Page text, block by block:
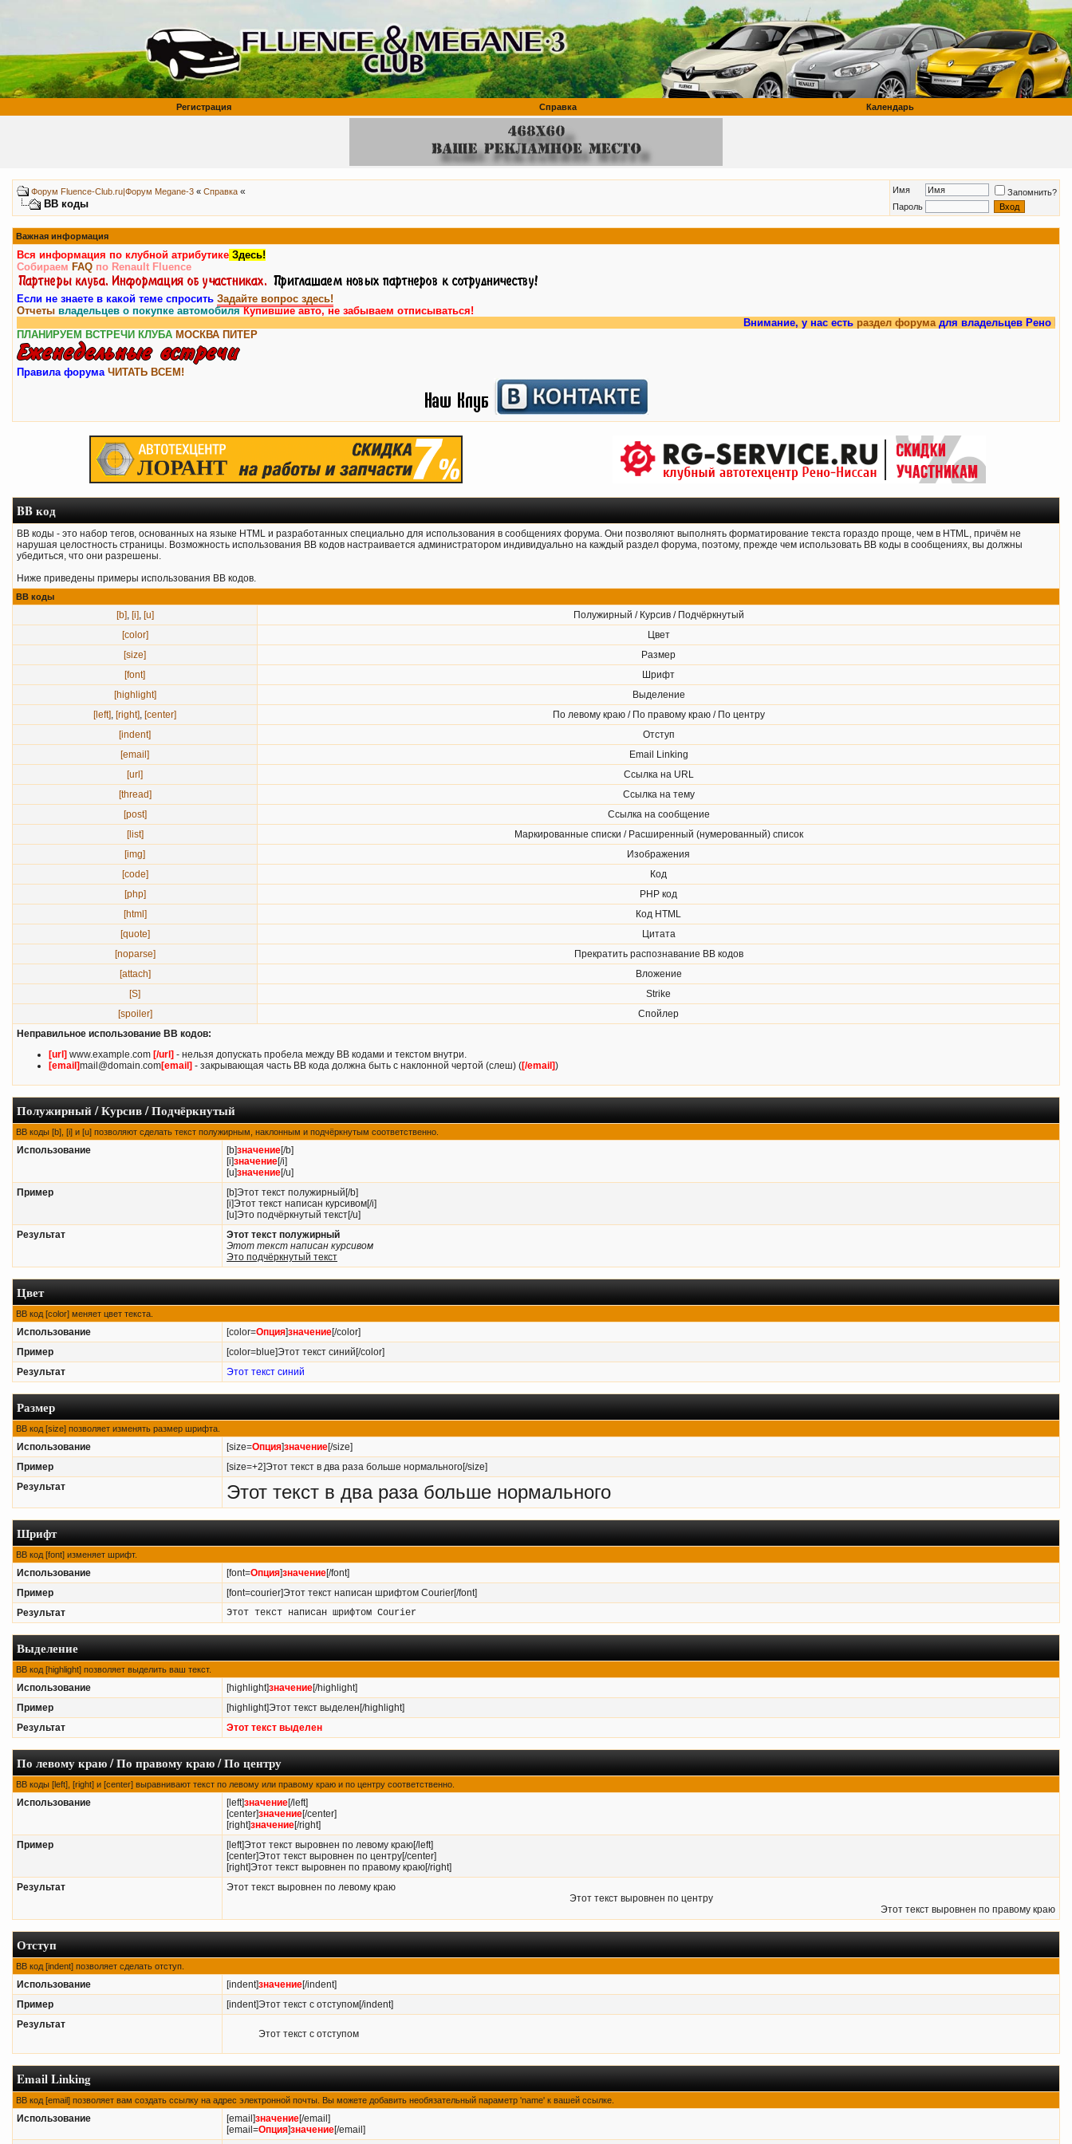
Регистрация Справка Календарь
Форум Fluence-Club.ru|Форум Megane-3 « Справка «
BB коды
Имя
Запомнить?
Пароль
Важная информация
Вся информация по клубной атрибутике Здесь!
Собираем FAQ по Renault Fluence
Если не знаете в какой теме спросить Задайте вопрос здесь!
Отчеты владельцев о покупке автомобиляКупившие авто, не забываем отписываться!
Внимание, у нас естьраздел форумадля владельцев Рено Меган 3.
ПЛАНИРУЕМ ВСТРЕЧИ КЛУБА МОСКВА ПИТЕР
Правила форума ЧИТАТЬ ВСЕМ!
BB код
BB коды - это набор тегов, основанных на языке HTML и разработанных специально для использования в сообщениях форума. Они позволяют выполнять форматирование текста гораздо проще, чем в HTML, причём не
нарушая целостность страницы. Возможность использования BB кодов настраивается администратором индивидуально на каждый раздел форума, поэтому, прежде чем использовать BB коды в сообщениях, вы должны
убедиться, что они разрешены.
Ниже приведены примеры использования BB кодов.
BB коды
[b], [i], [u]
Полужирный / Курсив / Подчёркнутый
[color]
Цвет
[size]
Размер
[font]
Шрифт
[highlight]
Выделение
[left], [right], [center]
По левому краю / По правому краю / По центру
[indent]
Отступ
[email]
Email Linking
[url]
Ссылка на URL
[thread]
Ссылка на тему
[post]
Ссылка на сообщение
[list]
Маркированные списки / Расширенный (нумерованный) список
[img]
Изображения
[code]
Код
[php]
PHP код
[html]
Код HTML
[quote]
Цитата
[noparse]
Прекратить распознавание BB кодов
[attach]
Вложение
[S]
Strike
[spoiler]
Спойлер
Неправильное использование BB кодов:
[url] www.example.com [/url] - нельзя допускать пробела между BB кодами и текстом внутри.
[email]mail@domain.com[email] - закрывающая часть BB кода должна быть с наклонной чертой (слеш) ([/email])
Полужирный / Курсив / Подчёркнутый
BB коды [b], [i] и [u] позволяют сделать текст полужирным, наклонным и подчёркнутым соответственно.
Использование [b]значение[/b]
[i]значение[/i]
[u]значение[/u]
Пример
[b]Этот текст полужирный[/b]
[i]Этот текст написан курсивом[/i]
[u]Это подчёркнутый текст[/u]
Результат
Этот текст полужирный
Этот текст написан курсивом
Это подчёркнутый текст
Цвет
BB код [color] меняет цвет текста.
Использование [color=Опция]значение[/color]
Пример
[color=blue]Этот текст синий[/color]
Результат
Этот текст синий
Размер
BB код [size] позволяет изменять размер шрифта.
Использование [size=Опция]значение[/size]
Пример
[size=+2]Этот текст в два раза больше нормального[/size]
Результат
Этот текст в два раза больше нормального
Шрифт
BB код [font] изменяет шрифт.
Использование [font=Опция]значение[/font]
Пример
[font=courier]Этот текст написан шрифтом Courier[/font]
Результат
Этот текст написан шрифтом Courier
Выделение
BB код [highlight] позволяет выделить ваш текст.
Использование [highlight]значение[/highlight]
Пример
[highlight]Этот текст выделен[/highlight]
Результат
Этот текст выделен
По левому краю / По правому краю / По центру
BB коды [left], [right] и [center] выравнивают текст по левому или правому краю и по центру соответственно.
Использование [left]значение[/left]
[center]значение[/center]
[right]значение[/right]
Пример
[left]Этот текст выровнен по левому краю[/left]
[center]Этот текст выровнен по центру[/center]
[right]Этот текст выровнен по правому краю[/right]
Результат
Этот текст выровнен по левому краю
Этот текст выровнен по центру
Этот текст выровнен по правому краю
Отступ
BB код [indent] позволяет сделать отступ.
Использование [indent]значение[/indent]
Пример
[indent]Этот текст с отступом[/indent]
Результат
Этот текст с отступом
Email Linking
BB код [email] позволяет вам создать ссылку на адрес электронной почты. Вы можете добавить необязательный параметр 'name' к вашей ссылке.
Использование [email]значение[/email]
[email=Опция]значение[/email]